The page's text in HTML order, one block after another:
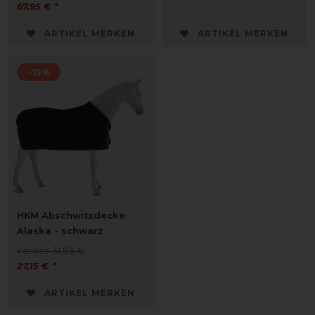
67,95 € *
ARTIKEL MERKEN ARTIKEL MERKEN
-15%
HKM Abschwitzdecke
Alaska - schwarz
vorher 31,95 €
27,15 € *
ARTIKEL MERKEN